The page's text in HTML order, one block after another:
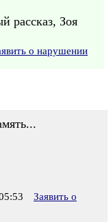
рассказ, Зоя
о нарушении
Заявить о